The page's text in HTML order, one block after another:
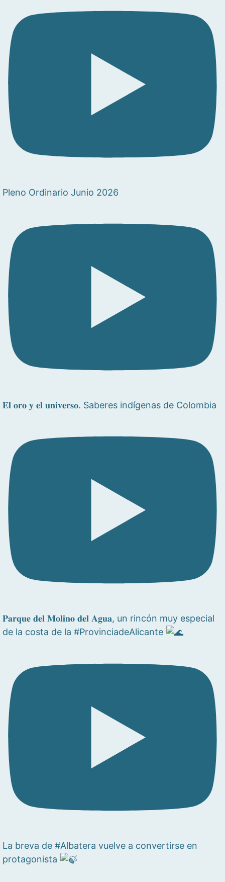
Pleno Ordinario Junio 2026
𝐄𝐥 𝐨𝐫𝐨 𝐲 𝐞𝐥 𝐮𝐧𝐢𝐯𝐞𝐫𝐬𝐨. Saberes indígenas de Colombia
𝐏𝐚𝐫𝐪𝐮𝐞 𝐝𝐞𝐥 𝐌𝐨𝐥𝐢𝐧𝐨 𝐝𝐞𝐥 𝐀𝐠𝐮𝐚, un rincón muy especial
de la costa de la #ProvinciadeAlicante
La breva de #Albatera vuelve a convertirse en
protagonista